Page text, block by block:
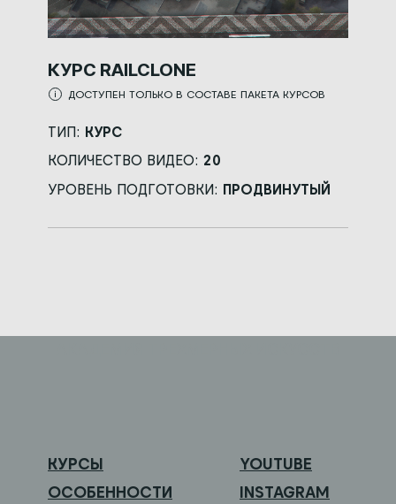
КУРС RAILCLONE
ТИП: КУРС
КОЛИЧЕСТВО ВИДЕО: 20
УРОВЕНЬ ПОДГОТОВКИ: ПРОДВИНУТЫЙ
ДОСТУПЕН ТОЛЬКО В СОСТАВЕ ПАКЕТА КУРСОВ
КУРСЫ
ОСОБЕННОСТИ
YOUTUBE
INSTAGRAM